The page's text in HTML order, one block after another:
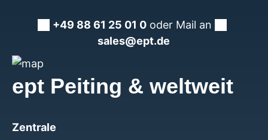
+49 88 61 25 01 0 oder Mail an
sales@ept.de
ept Peiting & weltweit
Zentrale